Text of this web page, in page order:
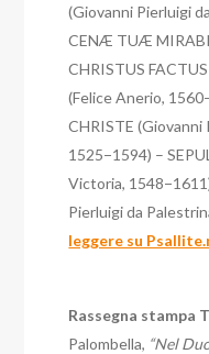
(Giovanni Pierluigi
CENÆ TUÆ
CHRISTUS
(Felice Anerio,
CHRISTE (Giovanni
1525−1594) –
Victoria,
Pierluigi da
leggere su
Rassegna stampa
Palombella, “Nel